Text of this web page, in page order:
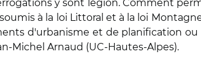
y sont légion. Comment
à la loi Littoral et à la loi
d'urbanisme et de planification
Michel Arnaud (UC-Hautes-Alpes).